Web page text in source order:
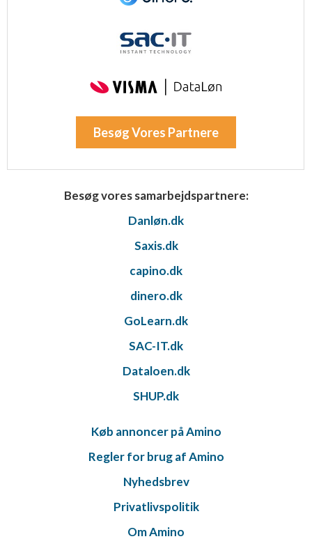
Besøg Vores Partnere
Besøg vores samarbejdspartnere:
Danløn.dk
Saxis.dk
capino.dk
dinero.dk
GoLearn.dk
SAC-IT.dk
Dataloen.dk
SHUP.dk
Køb annoncer på Amino
Regler for brug af Amino
Nyhedsbrev
Privatlivspolitik
Om Amino